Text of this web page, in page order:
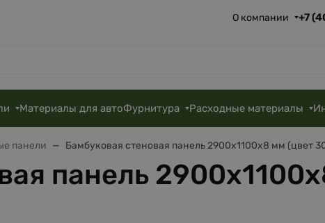
О компании +7
Материалы для автоФурнитура Расходные материалы
панели Бамбуковая стеновая панель 2900х1100х8 мм (цвет
панель